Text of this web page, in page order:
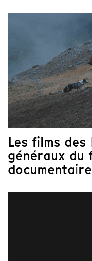
Les films des
généraux du
documentaire